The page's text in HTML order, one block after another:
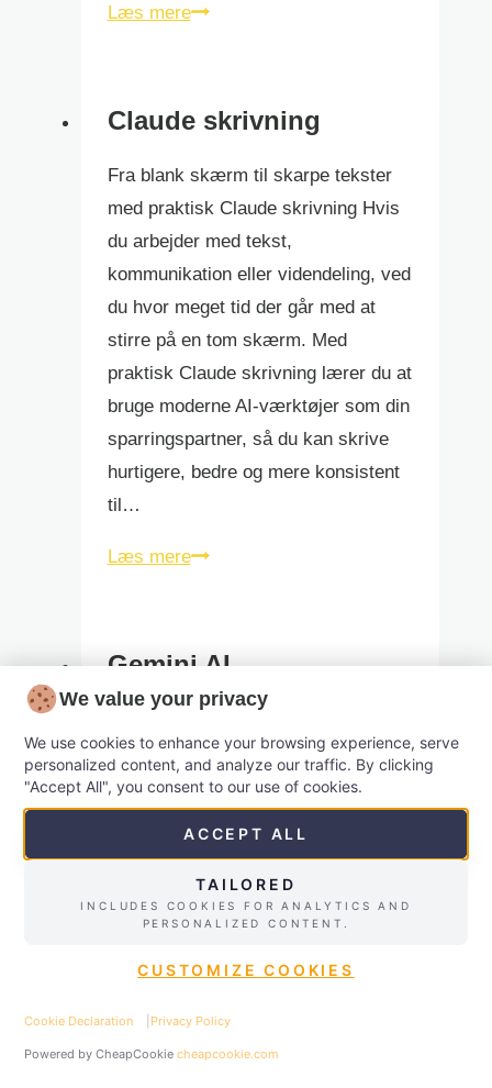
Læs mereAI
Claude skrivning
Fra blank skærm til skarpe tekster
med praktisk Claude skrivning Hvis
du arbejder med tekst,
kommunikation eller videndeling, ved
du hvor meget tid der går med at
stirre på en tom skærm. Med
praktisk Claude skrivning lærer du at
bruge moderne AI-værktøjer som din
sparringspartner, så du kan skrive
hurtigere, bedre og mere konsistent
til…
Læs mereClaude
Gemini AI
Googles AI til en konkret kollega i dit
arbejdsliv Gemini AI er Googles bud
video og data. Men det vigtigste
spørgsmål er ikke, hvad Gemini er i
Gemini AI…
Læs mereGemini
AI
✉ Kontakt
We value your privacy
We use cookies to enhance your browsing experience, serve
personalized content, and analyze our traffic. By clicking
"Accept All", you consent to our use of cookies.
ACCEPT ALL
TAILORED
INCLUDES COOKIES FOR ANALYTICS AND
PERSONALIZED CONTENT.
CUSTOMIZE COOKIES
Cookie Declaration Privacy Policy
Powered by CheapCookiecheapcookie.com